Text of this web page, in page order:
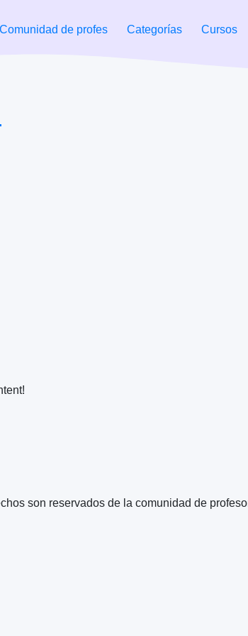
Comunidad de profes Categorías Cursos
son reservados de la comunidad de